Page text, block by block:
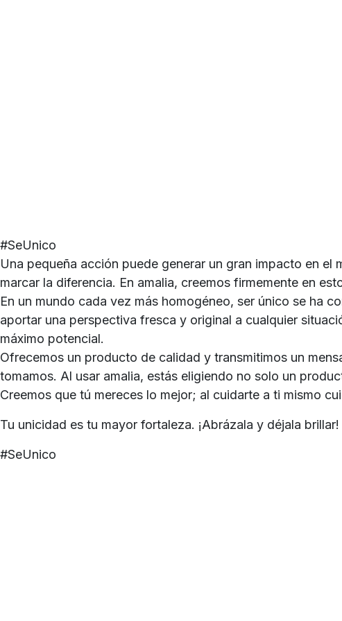
#SeUnico
Una pequeña acción puede generar un gran impacto en
marcar la diferencia. En amalia, creemos firmemente en
En un mundo cada vez más homogéneo, ser único se ha
aportar una perspectiva fresca y original a cualquier
máximo potencial.
Ofrecemos un producto de calidad y transmitimos un
tomamos. Al usar amalia, estás eligiendo no solo un
Creemos que tú mereces lo mejor; al cuidarte a ti mismo
Tu unicidad es tu mayor fortaleza. ¡Abrázala y déjala brillar!
#SeUnico